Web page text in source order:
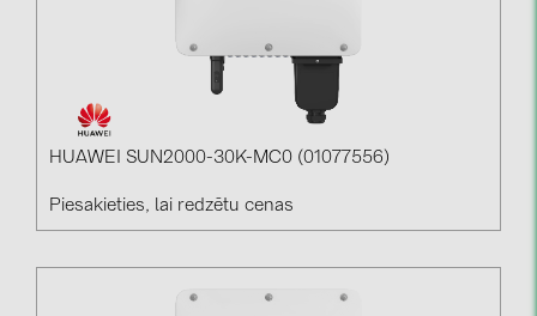
HUAWEI SUN2000-30K-MC0 (01077556)
Piesakieties, lai redzētu cenas